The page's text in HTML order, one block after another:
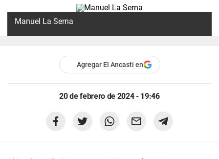
Manuel La Serna
Agregar El Ancasti en
20 de febrero de 2024 - 19:46